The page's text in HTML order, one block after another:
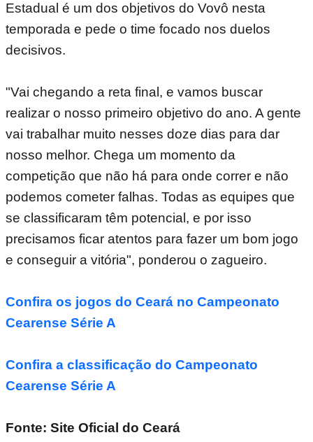
Estadual é um dos objetivos do Vovô nesta
temporada e pede o time focado nos duelos
decisivos.
"Vai chegando a reta final, e vamos buscar
realizar o nosso primeiro objetivo do ano. A gente
vai trabalhar muito nesses doze dias para dar
nosso melhor. Chega um momento da
competição que não há para onde correr e não
podemos cometer falhas. Todas as equipes que
se classificaram têm potencial, e por isso
precisamos ficar atentos para fazer um bom jogo
e conseguir a vitória", ponderou o zagueiro.
Confira os jogos do Ceará no Campeonato
Cearense Série A
Confira a classificação do Campeonato
Cearense Série A
Fonte: Site Oficial do Ceará